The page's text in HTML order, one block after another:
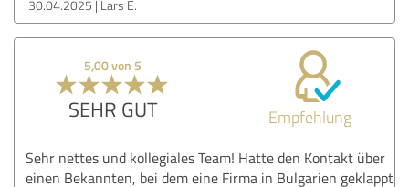
30.04.2025 Lars E.
5,00 von 5
SEHR GUT Empfehlung
Sehr nettes und kollegiales Team! Hatte den Kontakt über
einen Bekannten, bei dem eine Firma in Bulgarien geklappt